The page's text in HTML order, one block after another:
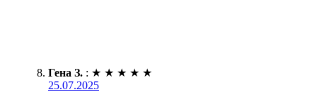
Гена З. : ★ ★ ★ ★ ★
25.07.2025